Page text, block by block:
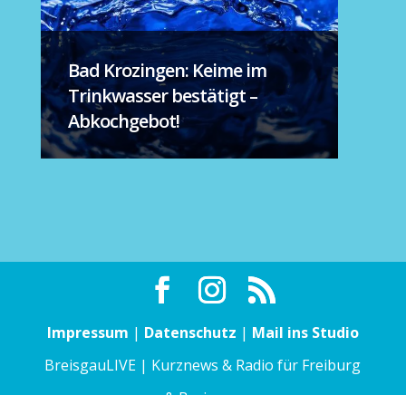
Bad Krozingen: Keime im
Trinkwasser bestätigt –
Abkochgebot!
Impressum | Datenschutz | Mail ins Studio
BreisgauLIVE | Kurznews & Radio für Freiburg